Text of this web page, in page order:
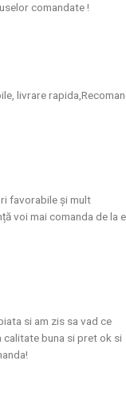
comandate !
livrare
favorabile și mult
voi mai comanda de la
si am zis sa vad ce
calitate buna si pret ok si